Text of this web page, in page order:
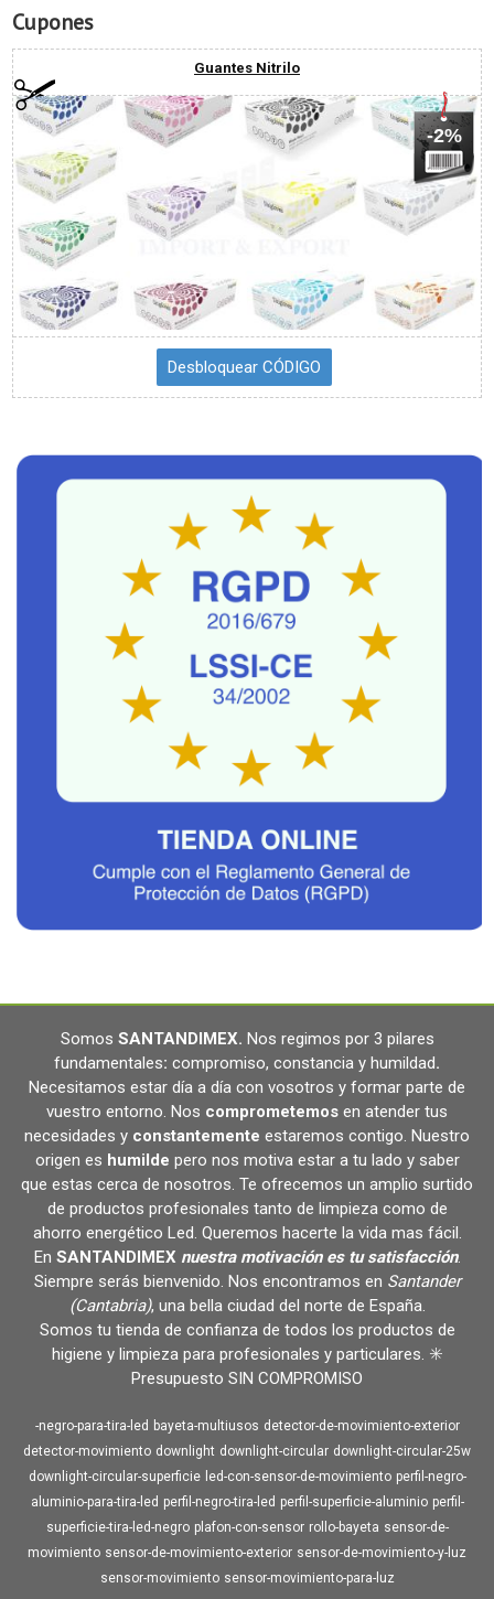
Cupones
Guantes Nitrilo
-2%
Somos SANTANDIMEX. Nos regimos por 3 pilares
fundamentales: compromiso, constancia y humildad.
Necesitamos estar día a día con vosotros y formar parte de
vuestro entorno. Nos comprometemos en atender tus
necesidades y constantemente estaremos contigo. Nuestro
origen es humilde pero nos motiva estar a tu lado y saber
que estas cerca de nosotros. Te ofrecemos un amplio surtido
de productos profesionales tanto de limpieza como de
ahorro energético Led. Queremos hacerte la vida mas fácil.
En SANTANDIMEX nuestra motivación es tu satisfacción.
Siempre serás bienvenido. Nos encontramos en Santander
(Cantabria), una bella ciudad del norte de España.
Somos tu tienda de confianza de todos los productos de
higiene y limpieza para profesionales y particulares. ✳️
Presupuesto SIN COMPROMISO
-negro-para-tira-led bayeta-multiusos detector-de-movimiento-exterior
detector-movimiento downlight downlight-circular downlight-circular-25w
downlight-circular-superficie
led-con-sensor-de-movimiento perfil-negro-
aluminio-para-tira-led perfil-negro-tira-led perfil-superficie-aluminio perfil-
superficie-tira-led-negro plafon-con-sensor rollo-bayeta sensor-de-
movimiento sensor-de-movimiento-exterior sensor-de-movimiento-y-luz
sensor-movimiento sensor-movimiento-para-luz